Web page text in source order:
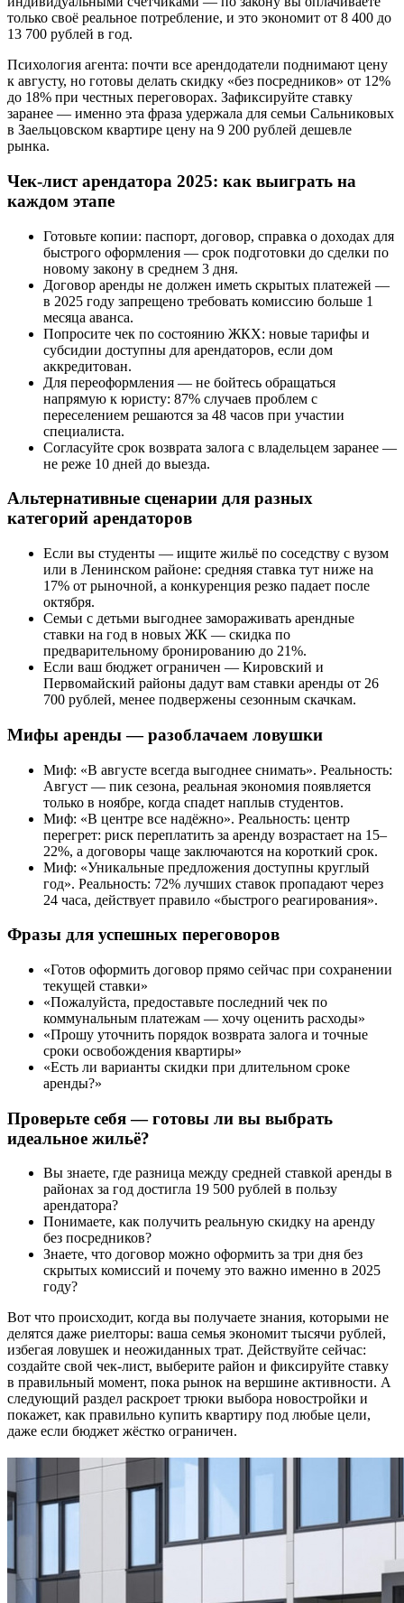
только своё реальное потребление, и это экономит от 8 400 до
13 700 рублей в год.
Психология агента: почти все арендодатели поднимают цену
к августу, но готовы делать скидку «без посредников» от 12%
до 18% при честных переговорах. Зафиксируйте ставку
заранее — именно эта фраза удержала для семьи Сальниковых
в Заельцовском квартире цену на 9 200 рублей дешевле
рынка.
Чек-лист арендатора 2025: как выиграть на
каждом этапе
Готовьте копии: паспорт, договор, справка о доходах для
быстрого оформления — срок подготовки до сделки по
новому закону в среднем 3 дня.
Договор аренды не должен иметь скрытых платежей —
в 2025 году запрещено требовать комиссию больше 1
месяца аванса.
Попросите чек по состоянию ЖКХ: новые тарифы и
субсидии доступны для арендаторов, если дом
аккредитован.
Для переоформления — не бойтесь обращаться
напрямую к юристу: 87% случаев проблем с
переселением решаются за 48 часов при участии
специалиста.
Согласуйте срок возврата залога с владельцем заранее —
не реже 10 дней до выезда.
Альтернативные сценарии для разных
категорий арендаторов
Если вы студенты — ищите жильё по соседству с вузом
или в Ленинском районе: средняя ставка тут ниже на
17% от рыночной, а конкуренция резко падает после
октября.
Семьи с детьми выгоднее замораживать арендные
ставки на год в новых ЖК — скидка по
предварительному бронированию до 21%.
Если ваш бюджет ограничен — Кировский и
Первомайский районы дадут вам ставки аренды от 26
700 рублей, менее подвержены сезонным скачкам.
Мифы аренды — разоблачаем ловушки
Миф: «В августе всегда выгоднее снимать». Реальность:
Август — пик сезона, реальная экономия появляется
только в ноябре, когда спадет наплыв студентов.
Миф: «В центре все надёжно». Реальность: центр
перегрет: риск переплатить за аренду возрастает на 15–
22%, а договоры чаще заключаются на короткий срок.
Миф: «Уникальные предложения доступны круглый
год». Реальность: 72% лучших ставок пропадают через
24 часа, действует правило «быстрого реагирования».
Фразы для успешных переговоров
«Готов оформить договор прямо сейчас при сохранении
текущей ставки»
«Пожалуйста, предоставьте последний чек по
коммунальным платежам — хочу оценить расходы»
«Прошу уточнить порядок возврата залога и точные
сроки освобождения квартиры»
«Есть ли варианты скидки при длительном сроке
аренды?»
Проверьте себя — готовы ли вы выбрать
идеальное жильё?
Вы знаете, где разница между средней ставкой аренды в
районах за год достигла 19 500 рублей в пользу
арендатора?
Понимаете, как получить реальную скидку на аренду
без посредников?
Знаете, что договор можно оформить за три дня без
скрытых комиссий и почему это важно именно в 2025
году?
Вот что происходит, когда вы получаете знания, которыми не
делятся даже риелторы: ваша семья экономит тысячи рублей,
избегая ловушек и неожиданных трат. Действуйте сейчас:
создайте свой чек-лист, выберите район и фиксируйте ставку
в правильный момент, пока рынок на вершине активности. А
следующий раздел раскроет трюки выбора новостройки и
покажет, как правильно купить квартиру под любые цели,
даже если бюджет жёстко ограничен.